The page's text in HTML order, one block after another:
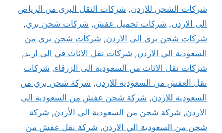
شركات الشحن للاردن, شركات النقل البرى من الرياض
الى الاردن, شركات تحميل عفش, شركات شحن بري,
شركات شحن بري الي الاردن, شركات شحن بري من
السعودية الي الاردن, شركات نقل الاثاث في الى اربد,
شركات نقل الاثاث من السعودية الى الزرقاء, شركات
نقل العفش من السعودية للاردن, شركة شحن بري من
السعودية للاردن, شركة شحن عفش من السعودية الى
الاردن, شركة شحن من السعودية الي الأردن, شركة
شحن من السعودية الي الاردن, شركة نقل عفش من